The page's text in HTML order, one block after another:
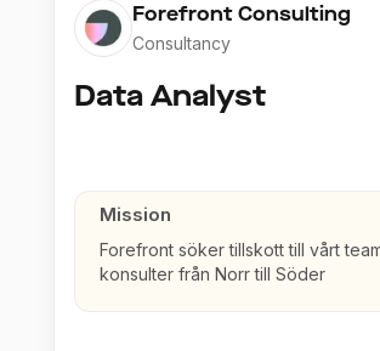
Forefront Consulting
Consultancy
Data Analyst
Mission
Forefront söker tillskott till vårt
konsulter från Norr till Söder